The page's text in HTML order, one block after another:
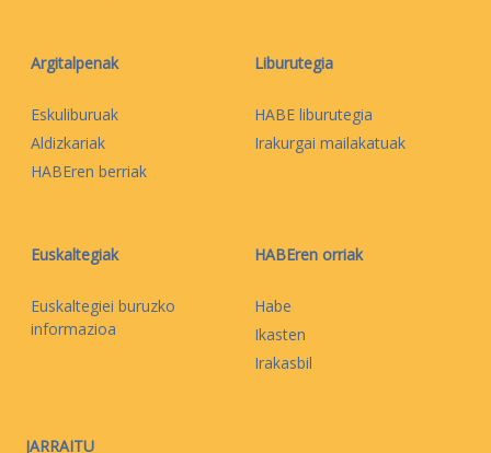
Argitalpenak
Eskuliburuak
Aldizkariak
HABEren berriak
Liburutegia
HABE liburutegia
Irakurgai mailakatuak
Euskaltegiak
Euskaltegiei buruzko
informazioa
HABEren orriak
Habe
Ikasten
Irakasbil
JARRAITU